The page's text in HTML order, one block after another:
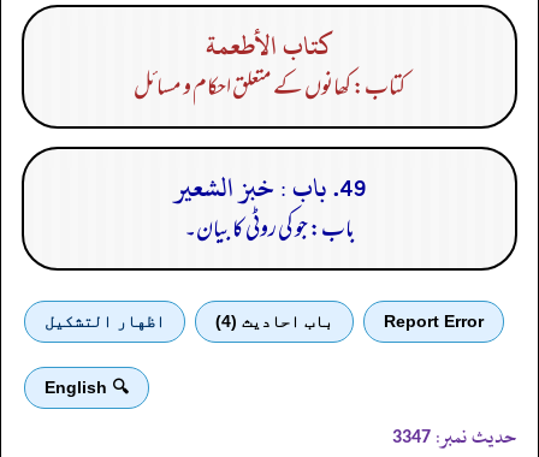
كتاب الأطعمة
کتاب: کھانوں کے متعلق احکام و مسائل
49. باب : خبز الشعير
باب: جو کی روٹی کا بیان۔
Report Error باب احادیث (4) اظهار التشكيل
🔍 English
حدیث نمبر: 3347